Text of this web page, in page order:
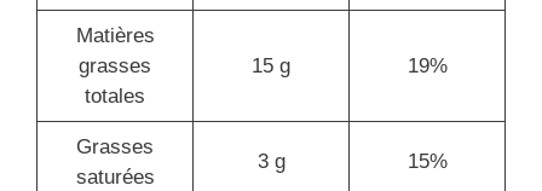
Matières
grasses
totales
15 g 19%
Grasses
saturées
3 g 15%